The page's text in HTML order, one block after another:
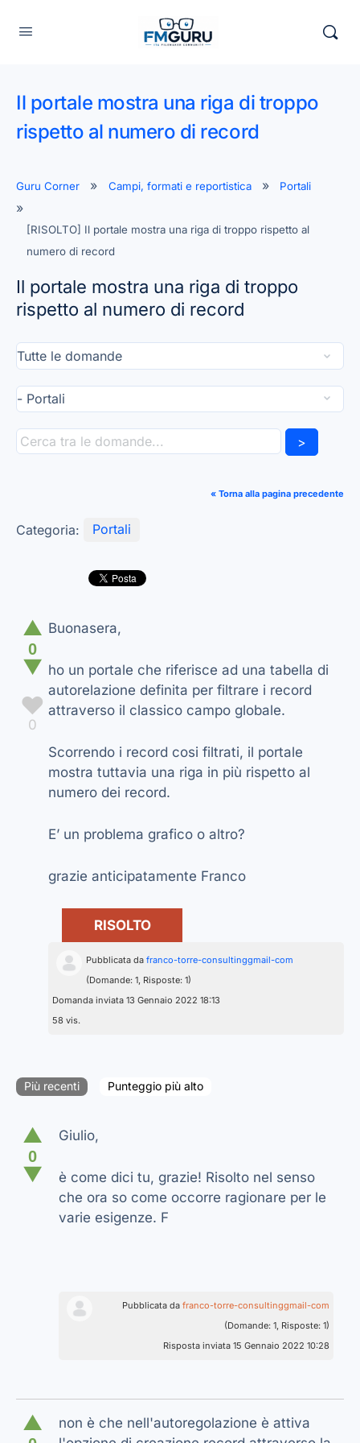
Il portale mostra una riga di troppo
rispetto al numero di record
Guru Corner Campi, formati e reportistica Portali
[RISOLTO] Il portale mostra una riga di troppo rispetto al
numero di record
Il portale mostra una riga di troppo
rispetto al numero di record
>
« Torna alla pagina precedente
Categoria: Portali
▲
0
▼
♥
0
Buonasera,
ho un portale che riferisce ad una tabella di
autorelazione definita per filtrare i record
attraverso il classico campo globale.
Scorrendo i record cosi filtrati, il portale
mostra tuttavia una riga in più rispetto al
numero dei record.
E’ un problema grafico o altro?
grazie anticipatamente Franco
RISOLTO
Pubblicata da franco-torre-consultinggmail-com
(Domande: 1, Risposte: 1)
Domanda inviata 13 Gennaio 2022 18:13
58 vis.
Più recenti Punteggio più alto
▲
0
▼
Giulio,
è come dici tu, grazie! Risolto nel senso
che ora so come occorre ragionare per le
varie esigenze. F
Pubblicata da franco-torre-consultinggmail-com
(Domande: 1, Risposte: 1)
Risposta inviata 15 Gennaio 2022 10:28
▲
non è che nell'autoregolazione è attiva